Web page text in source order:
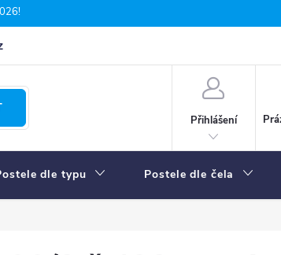
Přihlášení
dle typu Postele dle čela